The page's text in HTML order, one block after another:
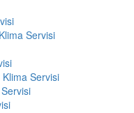
Servisi
Servisi